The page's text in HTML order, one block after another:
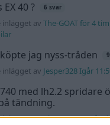
EX 40 ? 6 svar
inlägget avThe-GOAT för 4
jag nyss-tråden
inlägget av Jesper328 Igår
med lh2.2 spridare
tändning.
inlägget avKlevaRaggarn